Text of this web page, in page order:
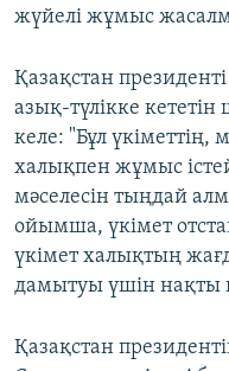
жүйелі жұмыс
Қазақстан
азық-түлікке
келе: "Бұл үкіметтің,
халықпен жұмыс
мәселесін тыңдай
ойымша, үкімет
үкімет халықтың
дамытуы үшін нақты
Қазақстан